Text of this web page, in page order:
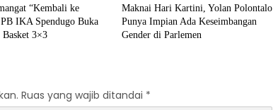
“Kembali ke
IKA Spendugo Buka
Basket 3×3
‎Maknai Hari Kartini, Yolan Polontalo
Punya Impian Ada Keseimbangan
Gender di Parlemen
Ruas yang wajib ditandai *